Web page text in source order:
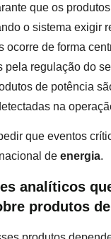
que os
o sistema exigir
ocorre de forma
pela regulação do
de potência
na
que eventos
de energia.
analíticos
produtos